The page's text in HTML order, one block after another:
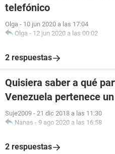
telefónico
Olga - 10 jun 2020 a las 17:04
Olga - 12 jun 2020 a las 00:02
2 respuestas
Quisiera saber a qué
Venezuela pertenece
Suje2009 - 21 dic 2018 a las 11:30
Nanas - 9 ago 2020 a las 16:58
2 respuestas